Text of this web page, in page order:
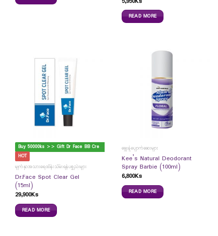
READ MORE
B
uy 50000ks >> Gift Dr Face BB Cream
HOT
မျက်နှာအသားရေထိန်းသိမ်းရန်ပစ္စည်းများ
Dr.Face Spot Clear Gel
(15ml)
29,900Ks
READ MORE
ချွေးနံ့ပျောက်ဆေးများ
Kee’s Natural Deodorant
Spray Barbie (100ml)
6,800Ks
READ MORE